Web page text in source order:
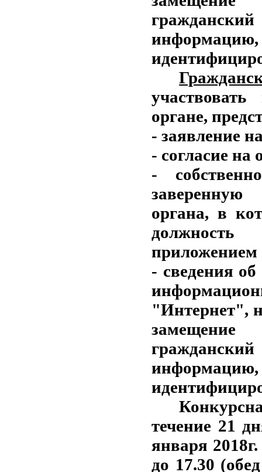
органе,
- заявление
- согласие
-
заверенную
органа, в
- сведения
"Интернет",
течение 21
января
до 17.30